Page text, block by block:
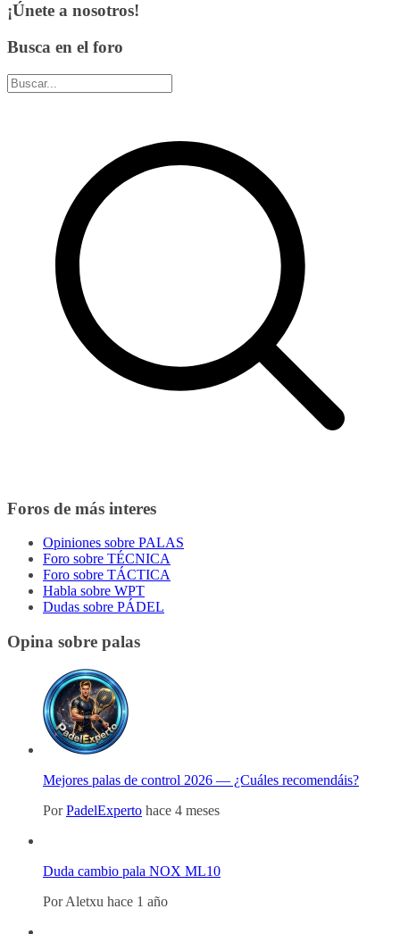
¡Únete a nosotros!
Busca en el foro
Foros de más interes
Opiniones sobre PALAS
Foro sobre TÉCNICA
Foro sobre TÁCTICA
Habla sobre WPT
Dudas sobre PÁDEL
Opina sobre palas
Mejores palas de control 2026 — ¿Cuáles recomendáis?
PorPadelExperto hace 4 meses
Duda cambio pala NOX ML10
PorAletxu hace 1 año